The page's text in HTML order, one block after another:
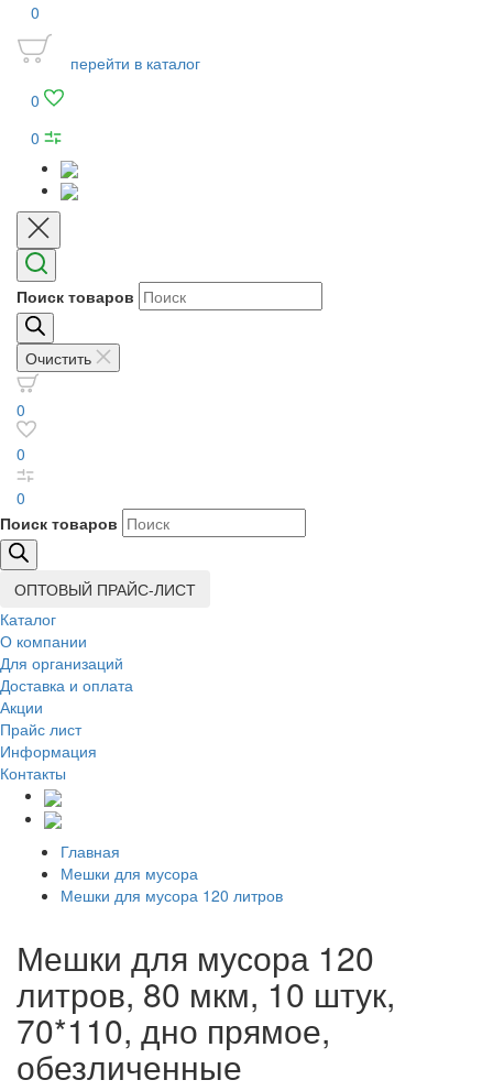
0
перейти в каталог
0
0
Поиск товаров
Очистить
0
0
0
Поиск товаров
ОПТОВЫЙ ПРАЙС-ЛИСТ
Каталог
О компании
Для организаций
Доставка и оплата
Акции
Прайс лист
Информация
Контакты
Главная
Мешки для мусора
Мешки для мусора 120 литров
Мешки для мусора 120
литров, 80 мкм, 10 штук,
70*110, дно прямое,
обезличенные